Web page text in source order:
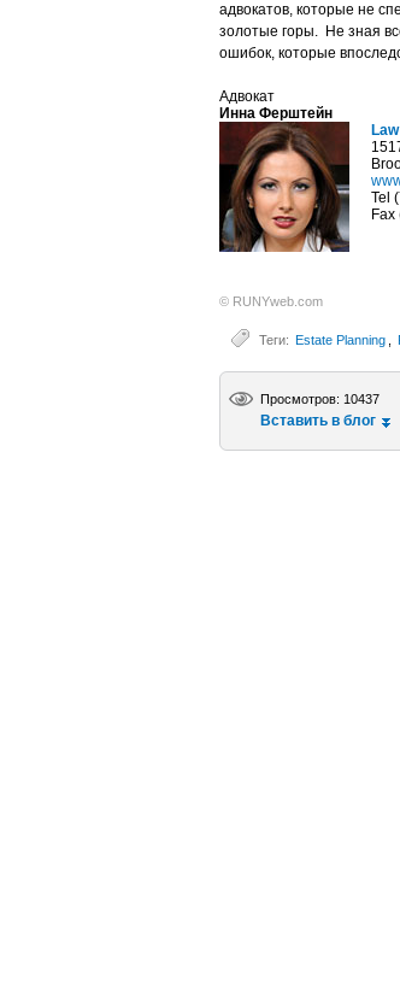
адвокатов, которые не
золотые горы. Не зная
ошибок, которые
Адвокат
Инна Ферштейн
Tel
© RUNYweb.com
Теги: Estate Planning
Просмотров: 10437
Вставить в блог